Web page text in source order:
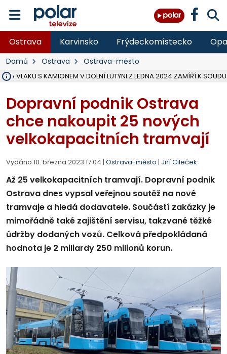
Ostrava Karvinsko Frýdeckomístecko
Domů Ostrava Ostrava-město
VLAKU S KAMIONEM V DOLNÍ LUTYNI Z LEDNA 2024 ZAMÍŘÍ K SOUDU
Dopravní podnik Ostrava
chce nakoupit 25 nových
velkokapacitních tramvají
Vydáno 10. března 2023 17:04 | Ostrava-město | Jiří Cileček
Až 25 velkokapacitních tramvají. Dopravní podnik
Ostrava dnes vypsal veřejnou soutěž na nové
tramvaje a hledá dodavatele. Součástí zakázky je
mimořádně také zajištění servisu, takzvané těžké
údržby dodaných vozů. Celková předpokládaná
hodnota je 2 miliardy 250 milionů korun.